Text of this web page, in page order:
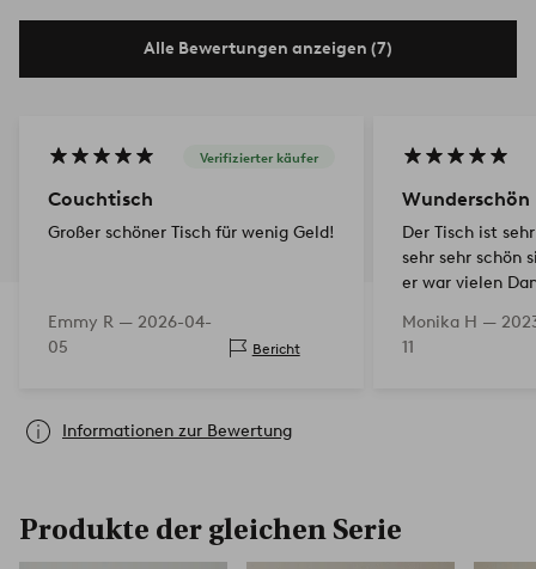
Alle Bewertungen anzeigen (7)
Verifizierter käufer
Couchtisch
Großer schöner Tisch für wenig Geld!
Emmy R — 2026-04-
05
Bericht
Wunderschön
Der Tisch ist
sehr sehr schön
er war vielen
Monika H —
11
Informationen zur Bewertung
Produkte der gleichen Serie